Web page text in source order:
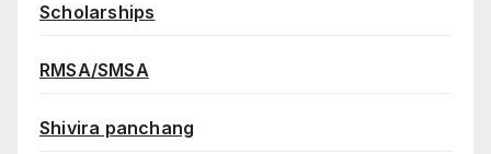
Scholarships
RMSA/SMSA
Shivira panchang